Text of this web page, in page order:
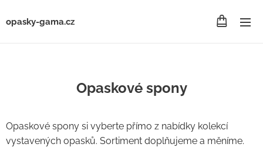
opasky-gama.cz
Opaskové spony
Opaskové spony si vyberte přímo z nabídky kolekcí
vystavených opasků. Sortiment doplňujeme a měníme.